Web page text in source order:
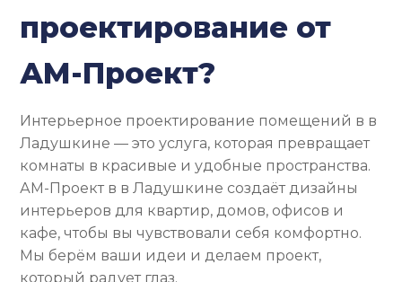
проектирование от
АМ-Проект?
Интерьерное проектирование помещений в в
Ладушкине — это услуга, которая превращает
комнаты в красивые и удобные пространства.
АМ-Проект в в Ладушкине создаёт дизайны
интерьеров для квартир, домов, офисов и
кафе, чтобы вы чувствовали себя комфортно.
Мы берём ваши идеи и делаем проект,
который радует глаз.